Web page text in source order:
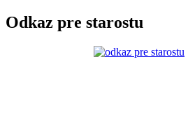
Odkaz pre starostu